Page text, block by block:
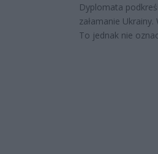
Dyplomata
załamanie
To jednak nie